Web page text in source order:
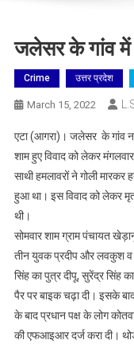
जलेसर के गांव में
Crime उत्तर प्रदेश
March 15, 2022
एटा (आगरा)। जलेसर के गांव
शाम हुए विवाद को लेकर
साथी हमलावरों ने गोली मारकर
हुआ था। इस विवाद को लेकर
थी।
सोमवार शाम ग्राम पंचायत
तीन युवक प्रदीप और लवकुश व
सिंह का पुत्र दीपू, सुरेंद्र सिंह
पैर पर बाइक चढ़ा दी। इसके बाद
के बाद प्रधान पक्ष के लोग
की एफआइआर दर्ज करा दी।